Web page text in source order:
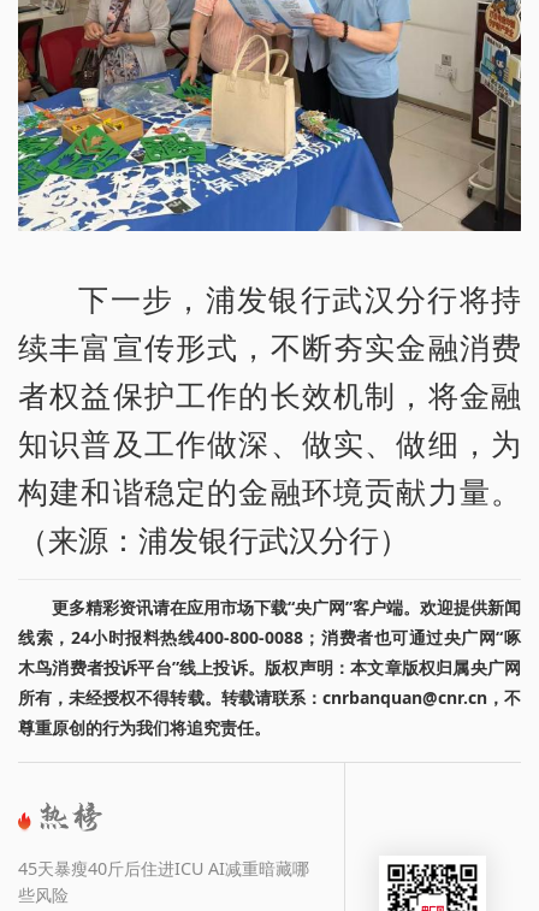
下一步，浦发银行武汉分行将持
续丰富宣传形式，不断夯实金融消费
者权益保护工作的长效机制，将金融
知识普及工作做深、做实、做细，为
构建和谐稳定的金融环境贡献力量。
（来源：浦发银行武汉分行）
更多精彩资讯请在应用市场下载“央广网”客户端。欢迎提供新闻
线索，24小时报料热线400-800-0088；消费者也可通过央广网“啄
木鸟消费者投诉平台”线上投诉。版权声明：本文章版权归属央广网
所有，未经授权不得转载。转载请联系：cnrbanquan@cnr.cn，不
尊重原创的行为我们将追究责任。
45天暴瘦40斤后住进ICU AI减重暗藏哪
些风险